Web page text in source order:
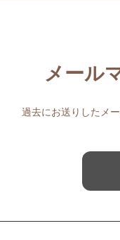
メール
過去にお送りしたメ